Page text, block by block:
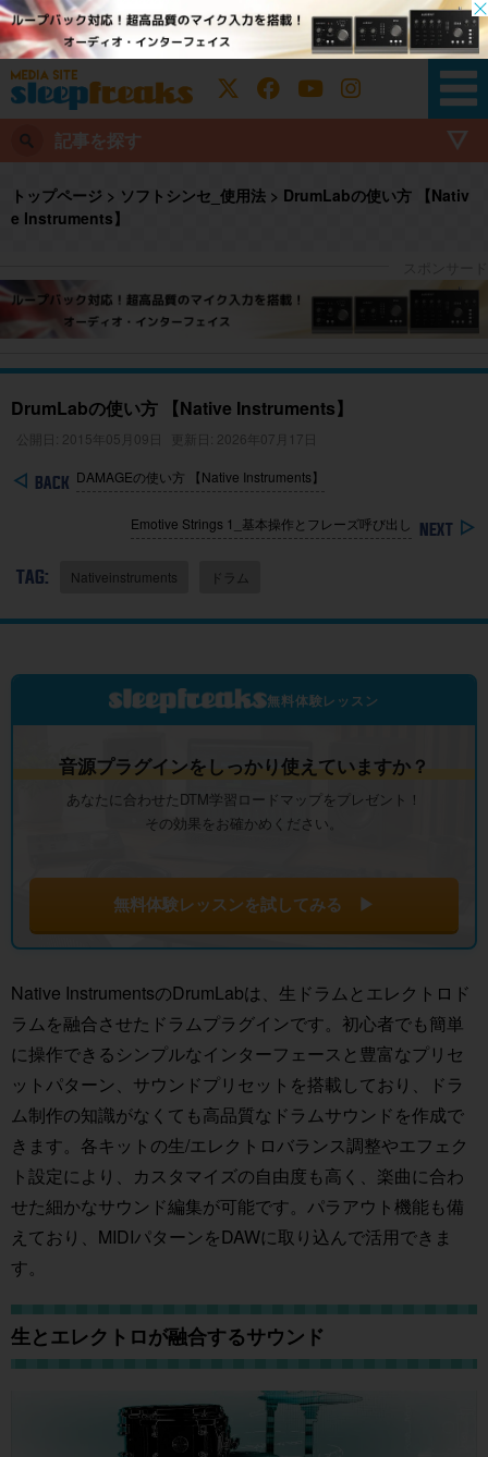
記事を探す
トップページ > ソフトシンセ_使用法 > DrumLabの使い方 【Nativ
e Instruments】
DrumLabの使い方 【Native Instruments】
公開日: 2015年05月09日 更新日: 2026年07月17日
DAMAGEの使い方 【Native Instruments】
Emotive Strings 1_基本操作とフレーズ呼び出し
TAG: Nativeinstruments ドラム
無料体験レッスン
音源プラグインをしっかり使えていますか？
あなたに合わせたDTM学習ロードマップをプレゼント！
その効果をお確かめください。
無料体験レッスンを試してみる ▶
Native InstrumentsのDrumLabは、生ドラムとエレクトロド
ラムを融合させたドラムプラグインです。初心者でも簡単
に操作できるシンプルなインターフェースと豊富なプリセ
ットパターン、サウンドプリセットを搭載しており、ドラ
ム制作の知識がなくても高品質なドラムサウンドを作成で
きます。各キットの生/エレクトロバランス調整やエフェク
ト設定により、カスタマイズの自由度も高く、楽曲に合わ
せた細かなサウンド編集が可能です。パラアウト機能も備
えており、MIDIパターンをDAWに取り込んで活用できま
す。
生とエレクトロが融合するサウンド